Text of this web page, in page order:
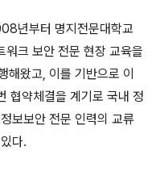
년부터 명지전문대학교
크 보안 전문 현장 교육을
해왔고, 이를 기반으로 이
협약체결을 계기로 국내 정
보보안 전문 인력의 교류
다.